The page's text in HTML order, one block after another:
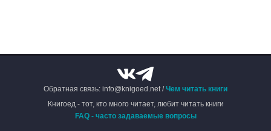
Обратная связь: info@knigoed.net /Чем читать книги
Книгоед - тот, кто много читает, любит читать книги
FAQ - часто задаваемые вопросы